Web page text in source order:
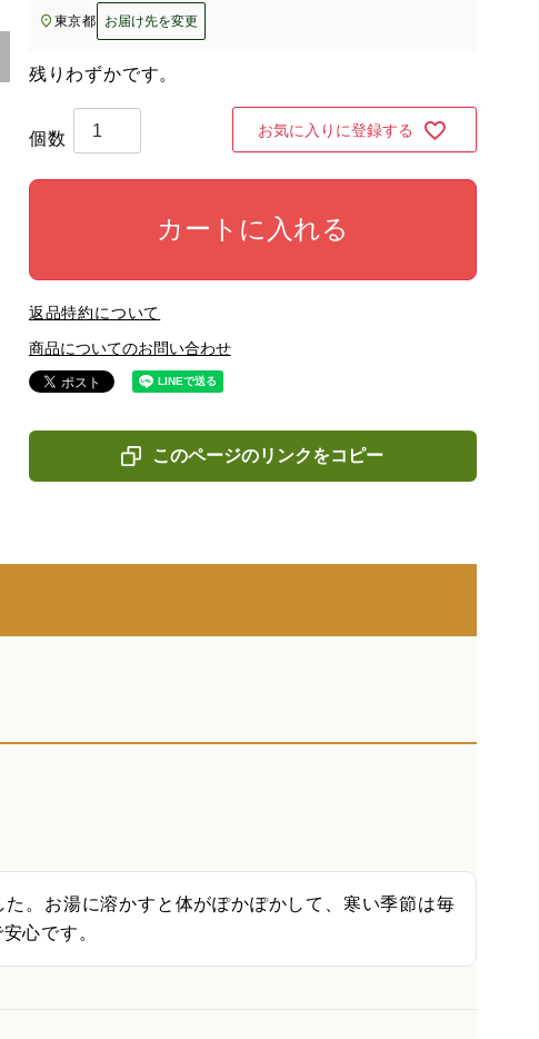
東京都 お届け先を変更
残りわずかです。
お気に入りに登録する
カートに入れる
返品特約について
商品についてのお問い合わせ
このページのリンクをコピー
。お湯に溶かすと体がぽかぽかして、寒い季節は毎
心です。